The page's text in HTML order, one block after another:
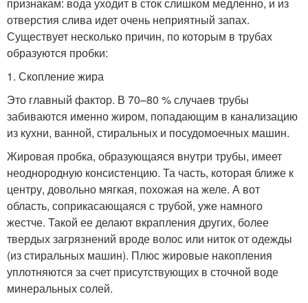
отверстия слива идет очень неприятный запах.
Существует несколько причин, по которым в трубах
образуются пробки:
1. Скопление жира
Это главный фактор. В 70–80 % случаев трубы
забиваются именно жиром, попадающим в канализацию
из кухни, ванной, стиральных и посудомоечных машин.
Жировая пробка, образующаяся внутри трубы, имеет
неоднородную консистенцию. Та часть, которая ближе к
центру, довольно мягкая, похожая на желе. А вот
область, соприкасающаяся с трубой, уже намного
жестче. Такой ее делают вкрапления других, более
твердых загрязнений вроде волос или ниток от одежды
(из стиральных машин). Плюс жировые накопления
уплотняются за счет присутствующих в сточной воде
минеральных солей.